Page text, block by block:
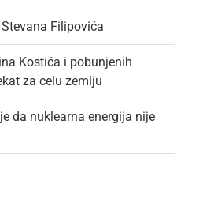
Filipovića
Kostića i pobunjenih
za celu zemlju
da nuklearna energija nije